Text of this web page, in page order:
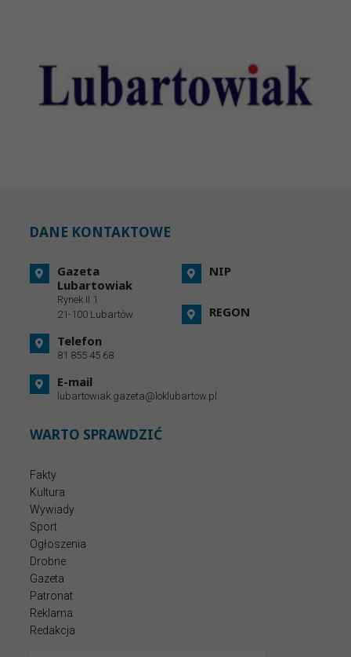
DANE KONTAKTOWE
Gazeta
Lubartowiak
Rynek II 1
21-100 Lubartów
Telefon
81 855 45 68
E-mail
lubartowiak.gazeta@loklubartow.pl
NIP
REGON
WARTO SPRAWDZIĆ
Fakty
Kultura
Wywiady
Sport
Ogłoszenia
Drobne
Gazeta
Patronat
Reklama
Redakcja